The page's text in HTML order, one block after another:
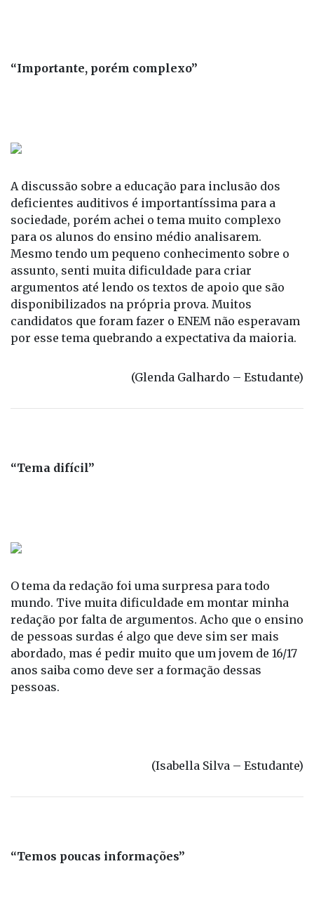
A discussão sobre a educação para inclusão dos
deficientes auditivos é importantíssima para a
sociedade, porém achei o tema muito complexo
para os alunos do ensino médio analisarem.
Mesmo tendo um pequeno conhecimento sobre o
assunto, senti muita dificuldade para criar
argumentos até lendo os textos de apoio que são
disponibilizados na própria prova. Muitos
candidatos que foram fazer o ENEM não esperavam
O tema da redação foi uma surpresa para todo
mundo. Tive muita dificuldade em montar minha
redação por falta de argumentos. Acho que o ensino
de pessoas surdas é algo que deve sim ser mais
abordado, mas é pedir muito que um jovem de 16/17
anos saiba como deve ser a formação dessas